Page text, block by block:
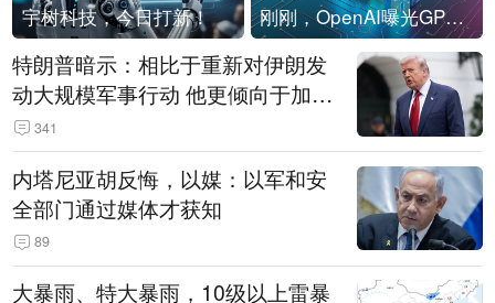
宇树科技，今日打新！ 刚刚，OpenAI曝光GPT-6！传10万亿参数，8月强行发布
特朗普暗示：相比于重新对伊朗发
动大规模军事行动 他更倾向于加大
经济施压
341
内塔尼亚胡反悔，以媒：以军和安
全部门通过媒体才获知
89
大暴雨、特大暴雨，10级以上雷暴